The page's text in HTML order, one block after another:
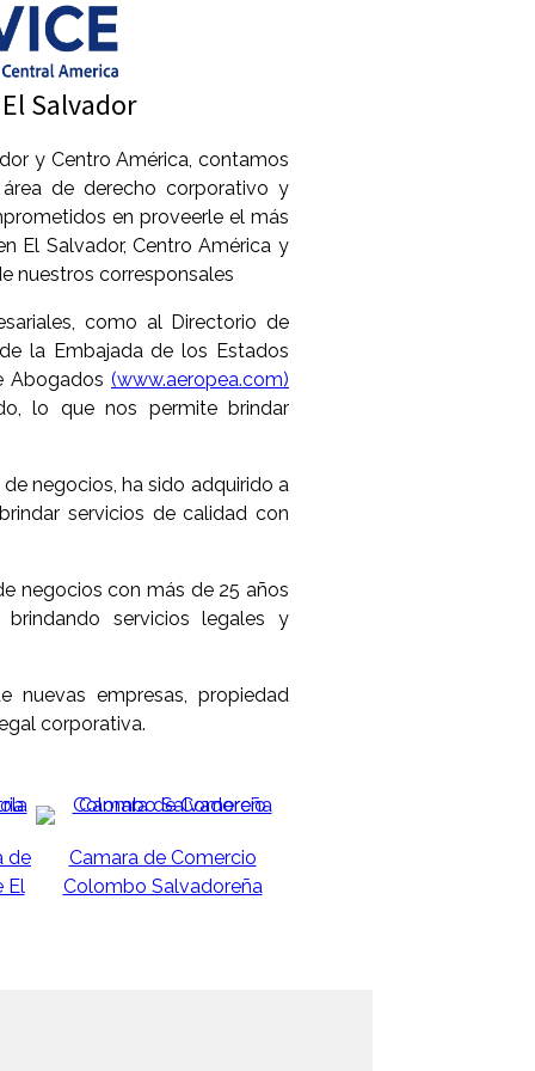
Salvador
y Centro América, contamos
de derecho corporativo y
en proveerle el más
El Salvador, Centro América y
nuestros corresponsales
como al Directorio de
la Embajada de los Estados
Abogados (www.aeropea.com)
lo que nos permite brindar
negocios, ha sido adquirido a
servicios de calidad con
negocios con más de 25 años
servicios legales y
empresas, propiedad
corporativa.
de
El
Camara de Comercio
Colombo Salvadoreña